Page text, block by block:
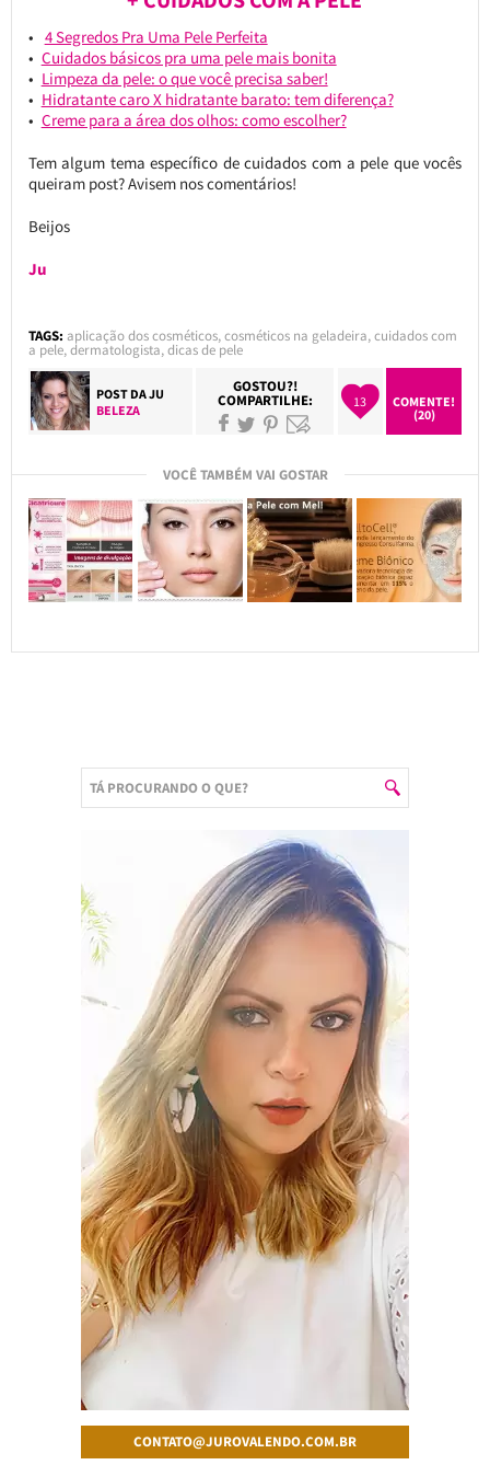
4 Segredos Pra Uma Pele Perfeita
Cuidados básicos pra uma pele mais bonita
Limpeza da pele: o que você precisa saber!
Hidratante caro X hidratante barato: tem diferença?
Creme para a área dos olhos: como escolher?
Tem algum tema específico de cuidados com a pele que vocês
queiram post? Avisem nos comentários!
Beijos
Ju
TAGS: aplicação dos cosméticos,cosméticos na geladeira,cuidados com
a pele,dermatologista,dicas de pele
POST DAJU
BELEZA
GOSTOU?!
COMPARTILHE: 13
COMENTE!
(20)
VOCÊ TAMBÉM VAI GOSTAR
CONTATO@JUROVALENDO.COM.BR